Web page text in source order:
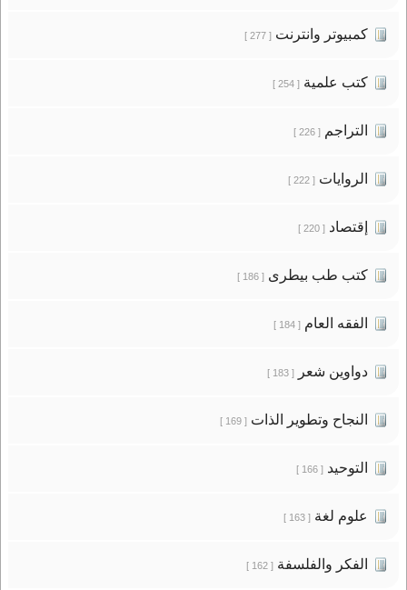
كمبيوتر وانترنت[ 277 ]
كتب علمية[ 254 ]
التراجم[ 226 ]
الروايات[ 222 ]
إقتصاد[ 220 ]
كتب طب بيطرى[ 186 ]
الفقه العام[ 184 ]
دواوين شعر[ 183 ]
النجاح وتطوير الذات[ 169 ]
التوحيد[ 166 ]
علوم لغة[ 163 ]
الفكر والفلسفة[ 162 ]